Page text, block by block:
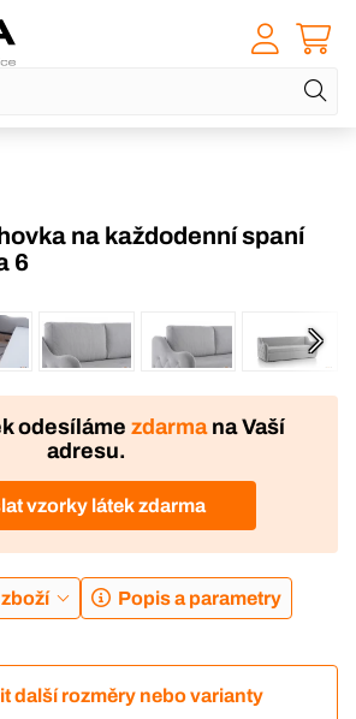
6
odesíláme zdarmana Vaší
adresu.
vzorky látek zdarma
Popis a parametry
další rozměry nebo varianty